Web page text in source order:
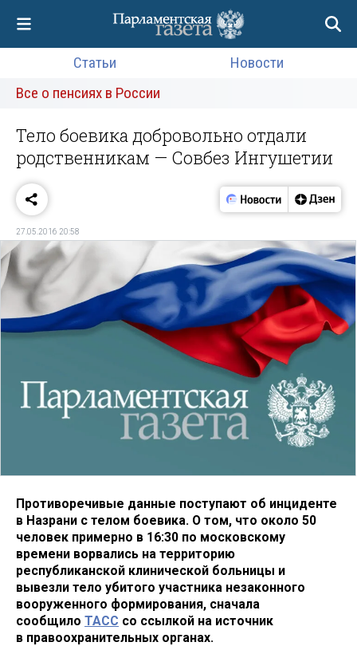
Статьи
Новости
Все о пенсиях в России
Тело боевика добровольно отдали
родственникам — Совбез Ингушетии
27.05.2016 20:58
Противоречивые данные поступают об инциденте
в Назрани с телом боевика. О том, что около 50
человек примерно в 16:30 по московскому
времени ворвались на территорию
республиканской клинической больницы и
вывезли тело убитого участника незаконного
вооруженного формирования, сначала
сообщило ТАСС со ссылкой на источник
в правоохранительных органах.